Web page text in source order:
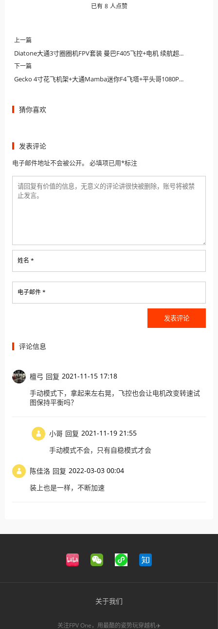
已有 8 人点赞
上一篇
Diatone大通3寸圈圈机FPV套装 曼巴F405飞控+电机 续航超长远航FPV穿越机
下一篇
Gecko 4寸花飞机架+大通Mamba迷你F4飞塔+平头哥1080P高清图传
猜你喜欢
发表评论
电子邮件地址不会被公开。 必填项已用*标注
姓名 *
电子邮件 *
评论信息
檀弓 回复 2021-11-15 17:18
手动模式下，拿起来左右晃，飞控也会让电机改变转速试
图保持平衡吗？
小哥 回复 2021-11-19 21:55
手动模式不会，只有自稳模式才会
陈佳洛 回复 2022-03-03 00:04
装上也是一样，不断加速
关于我们
关注FPV One，用最酷的姿势玩穿越机✈️